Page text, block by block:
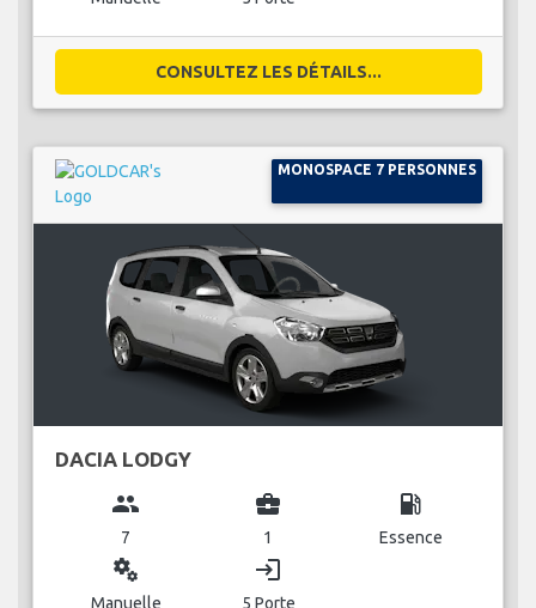
CONSULTEZ LES DÉTAILS...
MONOSPACE 7 PERSONNES
DACIA LODGY
group
7
business_center
1
local_gas_station
Essence
miscellaneous_services
Manuelle
login
5 Porte